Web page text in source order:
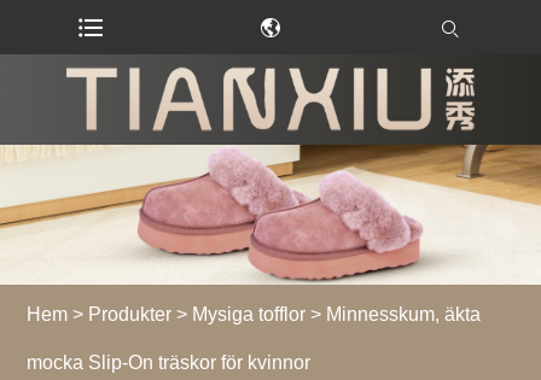
Hem > Produkter > Mysiga tofflor > Minnesskum, äkta
mocka Slip-On träskor för kvinnor